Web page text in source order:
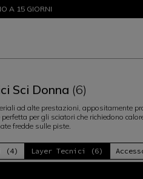
- ACQUISTA ORA
A 15 GIORNI
Sci Donna (6)
ad alte prestazioni, appositamente
per gli sciatori che richiedono
fredde sulle piste.
(4) Layer Tecnici (6)